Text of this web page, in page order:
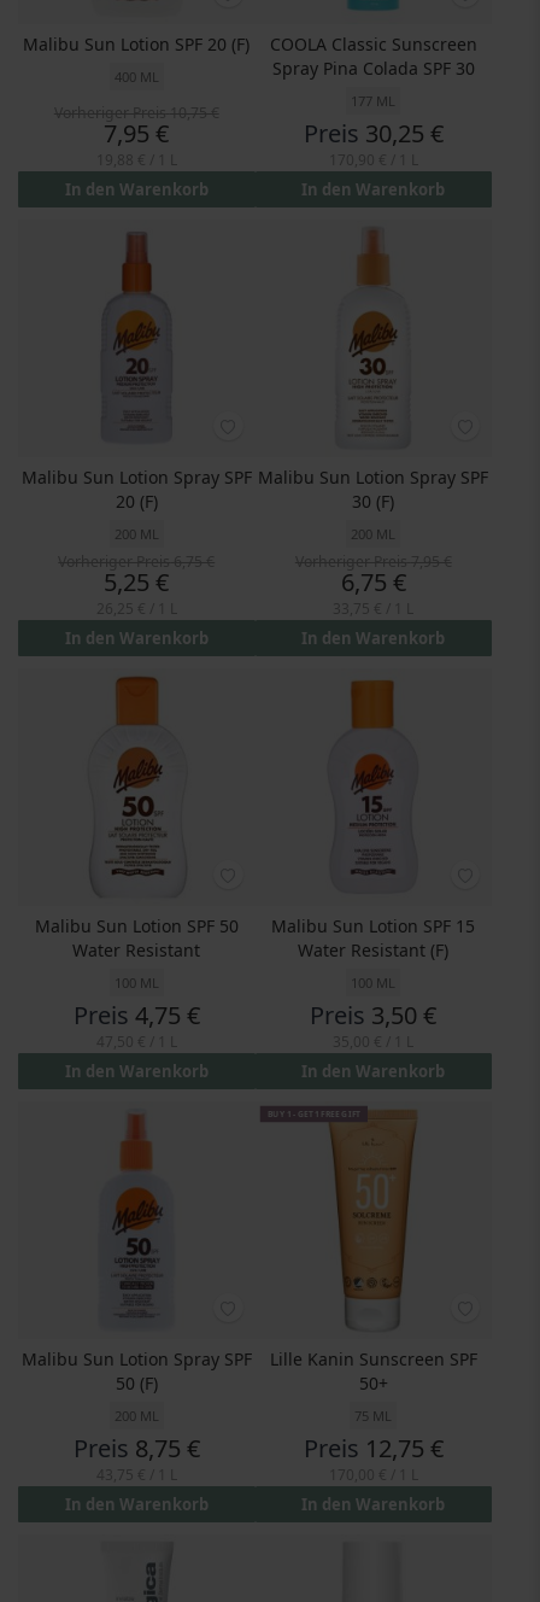
Malibu Sun Lotion SPF 20 (F)
400 ML
Preis
7,95 €
In den Warenkorb
COOLA Classic Sunscreen
Spray Pina Colada SPF 30
177 ML
Preis 30,25 €
In den Warenkorb
Malibu Sun Lotion Spray SPF
20 (F)
200 ML
Preis
5,25 €
In den Warenkorb
Malibu Sun Lotion Spray SPF
30 (F)
200 ML
Preis
6,75 €
In den Warenkorb
Malibu Sun Lotion SPF 50
Water Resistant
100 ML
Preis 4,75 €
In den Warenkorb
Malibu Sun Lotion SPF 15
Water Resistant (F)
100 ML
Preis 3,50 €
In den Warenkorb
Malibu Sun Lotion Spray SPF
50 (F)
200 ML
Preis 8,75 €
In den Warenkorb
BUY 1 - GET 1 FREE GIFT
Lille Kanin Sunscreen SPF
50+
75 ML
Preis 12,75 €
In den Warenkorb